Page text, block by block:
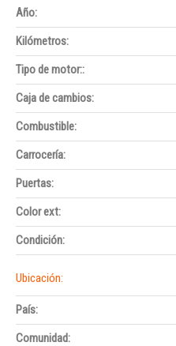
Año:
Kilómetros:
Tipo de motor::
Caja de cambios:
Combustible:
Carrocería:
Puertas:
Color ext:
Condición:
Ubicación:
País:
Comunidad: